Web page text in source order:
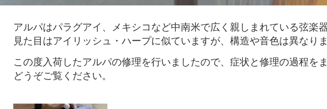
アルパはパラグアイ、メキシコなど中南米で広く親しまれている弦楽器
見た目はアイリッシュ・ハープに似ていますが、構造や音色は異なりま
この度入荷したアルパの修理を行いましたので、症状と修理の過程を
どうぞご覧ください。